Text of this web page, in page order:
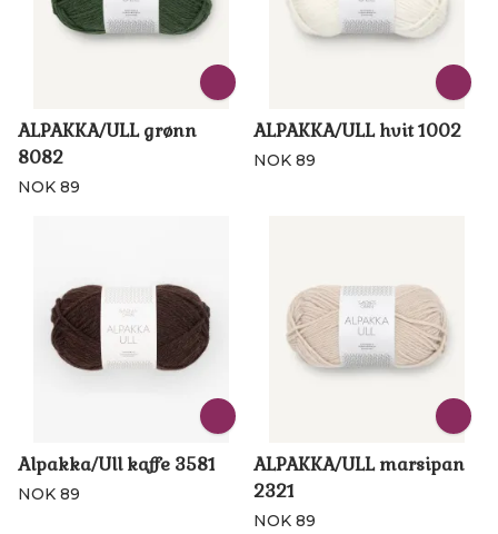
ALPAKKA/ULL grønn
8082
NOK 89
ALPAKKA/ULL hvit 1002
NOK 89
Alpakka/Ull kaffe 3581
NOK 89
ALPAKKA/ULL marsipan
2321
NOK 89